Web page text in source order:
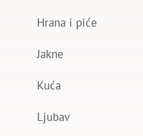
Hrana i piće
Jakne
Kuća
Ljubav